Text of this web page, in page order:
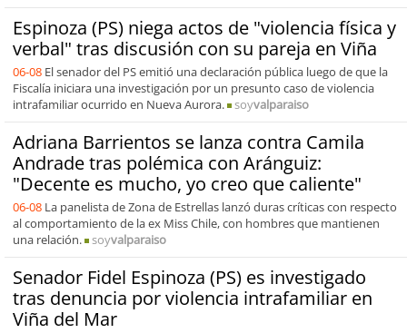
Espinoza (PS) niega actos de "violencia física y
verbal" tras discusión con su pareja en Viña
06-08 El senador del PS emitió una declaración pública luego de que la
Fiscalía iniciara una investigación por un presunto caso de violencia
intrafamiliar ocurrido en Nueva Aurora.
soyvalparaiso
Adriana Barrientos se lanza contra Camila
Andrade tras polémica con Aránguiz:
"Decente es mucho, yo creo que caliente"
06-08 La panelista de Zona de Estrellas lanzó duras críticas con respecto
al comportamiento de la ex Miss Chile, con hombres que mantienen
una relación.
soyvalparaiso
Senador Fidel Espinoza (PS) es investigado
tras denuncia por violencia intrafamiliar en
Viña del Mar